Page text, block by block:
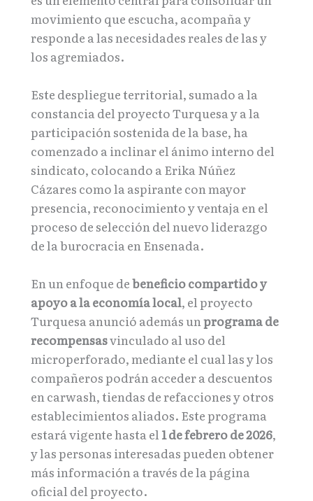
movimiento que escucha, acompaña y
responde a las necesidades reales de las y
los agremiados.
Este despliegue territorial, sumado a la
constancia del proyecto Turquesa y a la
participación sostenida de la base, ha
comenzado a inclinar el ánimo interno del
sindicato, colocando a Erika Núñez
Cázares como la aspirante con mayor
presencia, reconocimiento y ventaja en el
proceso de selección del nuevo liderazgo
de la burocracia en Ensenada.
En un enfoque debeneficio compartido y
apoyo a la economía local, el proyecto
Turquesa anunció además unprograma de
recompensasvinculado al uso del
microperforado, mediante el cual las y los
compañeros podrán acceder a descuentos
en carwash, tiendas de refacciones y otros
establecimientos aliados. Este programa
estará vigente hasta el 1 de febrero de 2026,
y las personas interesadas pueden obtener
más información a través de la página
oficial del proyecto.